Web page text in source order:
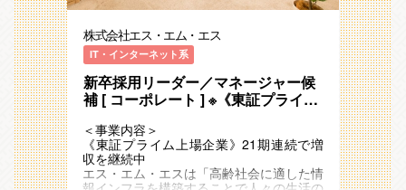
AI/OCR活用: 生成AIを用いた業務効率
術を取り入れたオペレーションの再構築。
【仕事のやりがい・働く魅力】
上場会社としての安定した環境と、複雑な
会計処理や難易度の高い案件に挑戦し、経
理としてのスキルアップが可能な環境が整
っており、プロ経理人材としての成長が期
待できる環境です。
また、情報の透明性が担保されており、
経営の意思決定背景や事業の状況がオープ
ンにされているため、自分の仕事が会社に
販管経理第一・第二グループ両方で募集を
しています。
扱う事業の特性によりグループが分かれて
いますが、業務内容に大きな差はありませ
ん。
どちらのグループでの採用になるかはご本
人のご志向やご経験に応じて判断させて頂
＜仕事内容＞
販管経理グループでは、売上・請求・入金
といったルーティン業務をこなしながら、
を担う
■販管経理グループについて
30代が中心のチームで、売上周りに特化
した経理業務を担っています。多岐にわた
るビジネスの最前線で、経理の枠を超えて
エス・エム・エスは常に新しいサービスを
生み出す成長企業であり、販管経理グルー
プではその最前線に立ち、最新の動向を肌
で感じることができます。また、新規サー
対応しています。
■配属部署の役割
全社戦略・事業戦略を踏まえ、人事・労務
に関わるあらゆる制度・施策等の企画・運
用・サポートを担っている部署です。
3,000人規模の従業員に対する人事インフ
ラ機能（雇用管理・給与計算・勤怠管理・
安全衛生管理等）ならびに海外駐在員に関
する制度の運用を担っています。
運用のみならず、働き方改革への対応、健
康経営の推進、ダイバーシティの推進等の
事業推進を支える働き方の企画～実行まで
例）介護事業者向け業界特化型SaaS、
モートチャット指導、
医療介護従事者向け専門情報コミュニティ
サイトやキャリア支援
2011年の東証一部（現：プライム）上場
後も国内外で新規事業の創出をさらに加速
させており、
21期連続で増収のメガベンチャー企業と
して存在感を強めています。
また、アジア・ヨーロッパ・オセアニアな
株式会社エス・エム・エス
IT・インターネット系
新卒採用リーダー／マネージャー候
補 [ コーポレート ] ※《東証プライム
＜事業内容＞
《東証プライム上場企業》21期連続で増
収を継続中
エス・エム・エスは「高齢社会に適した情